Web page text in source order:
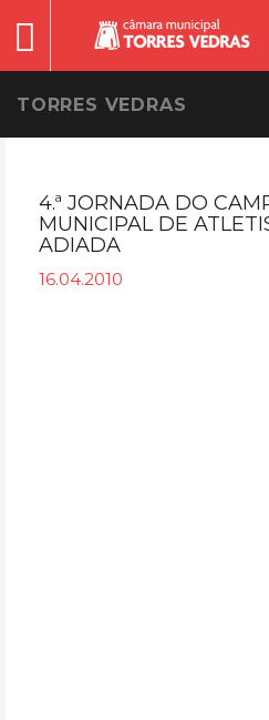
TORRES VEDRAS
4.ª JORNADA DO
MUNICIPAL DE
ADIADA
16.04.2010